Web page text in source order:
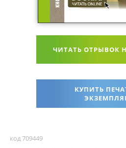
ЧИТАТЬ ОТРЫВОК
КУПИТЬ
код 709449